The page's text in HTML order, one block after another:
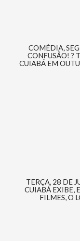
COMÉDIA,
CONFUSÃO! ?
CUIABÁ EM
TERÇA, 28 DE
CUIABÁ EXIBE,
FILMES, O